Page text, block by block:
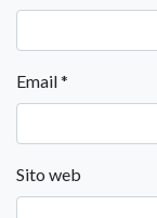
Email*
Sito web